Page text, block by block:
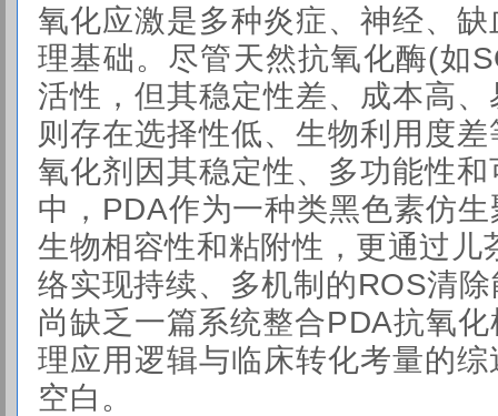
氧化应激是多种炎症、神经、
理基础。尽管天然抗氧化酶(如
活性，但其稳定性差、成本高
则存在选择性低、生物利用度
氧化剂因其稳定性、多功能性
中，PDA作为一种类黑色素仿
生物相容性和粘附性，更通过
络实现持续、多机制的ROS清
尚缺乏一篇系统整合PDA抗氧
理应用逻辑与临床转化考量的
空白。